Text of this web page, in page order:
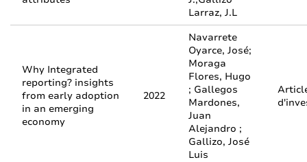
Larraz, J.L
Why Integrated
reporting? insights
from early adoption
in an emerging
economy
2022
Navarrete
Oyarce, José;
Moraga
Flores, Hugo
; Gallegos
Mardones,
Juan
Alejandro ;
Gallizo, José
Luis